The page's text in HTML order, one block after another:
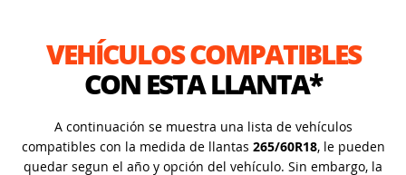
VEHÍCULOS COMPATIBLES
CON ESTA LLANTA*
A continuación se muestra una lista de vehículos
compatibles con la medida de llantas 265/60R18, le pueden
quedar segun el año y opción del vehículo. Sin embargo, la